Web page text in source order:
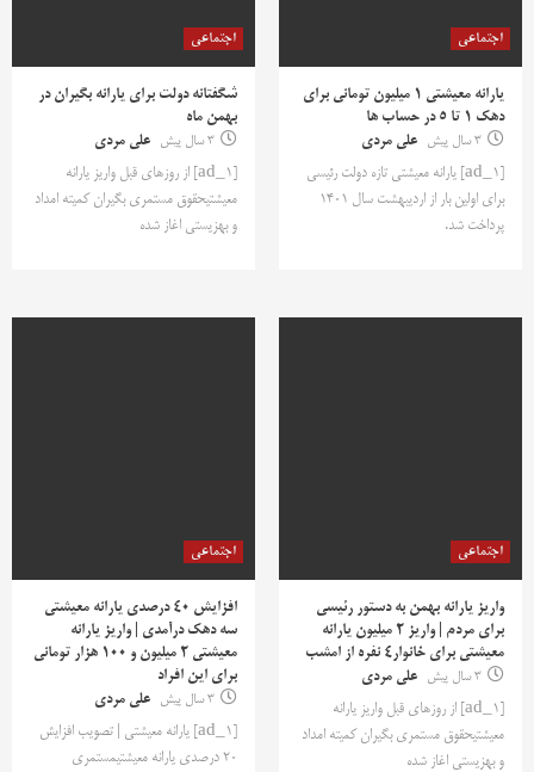
اجتماعی
یارانه معیشتی 1 میلیون تومانی برای
دهک 1 تا 5 در حساب ها
3 سال پیش
علی مردی
[ad_1] یارانه معیشتی تازه دولت رئیسی
برای اولین بار از اردیبهشت سال 1401
پرداخت شد.
اجتماعی
شگفتانه دولت برای یارانه بگیران در
بهمن ماه
3 سال پیش
علی مردی
[ad_1] از روزهای قبل واریز یارانه
معیشتیحقوق مستمری بگیران کمیته امداد
و بهزیستی اغاز شده
اجتماعی
واریز یارانه بهمن به دستور رئیسی
برای مردم | واریز 2 میلیون یارانه
معیشتی برای خانوار4 نفره از امشب
3 سال پیش
علی مردی
[ad_1] از روزهای قبل واریز یارانه
معیشتیحقوق مستمری بگیران کمیته امداد
و بهزیستی اغاز شده
اجتماعی
افزایش ۴۰ درصدی یارانه معیشتی
سه دهک درآمدی | واریز یارانه
معیشتی ۲ میلیون و ۱۰۰ هزار تومانی
برای این افراد
3 سال پیش
علی مردی
[ad_1] یارانه معیشتی | تصویب افزایش
۲۰ درصدی یارانه معیشتیمستمری